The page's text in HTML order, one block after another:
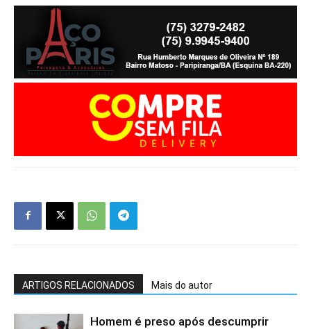
ARTIGOS RELACIONADOS Mais do autor
Homem é preso após descumprir